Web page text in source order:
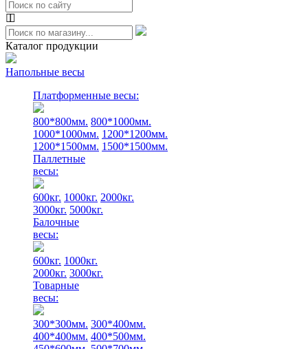
Каталог продукции
Напольные весы
Платформенные весы:
800*800мм. 800*1000мм.
1000*1000мм. 1200*1200мм.
1200*1500мм. 1500*1500мм.
Паллетные
весы:
600кг. 1000кг. 2000кг.
3000кг. 5000кг.
Балочные
весы:
600кг. 1000кг.
2000кг. 3000кг.
Товарные
весы:
300*300мм. 300*400мм.
400*400мм. 400*500мм.